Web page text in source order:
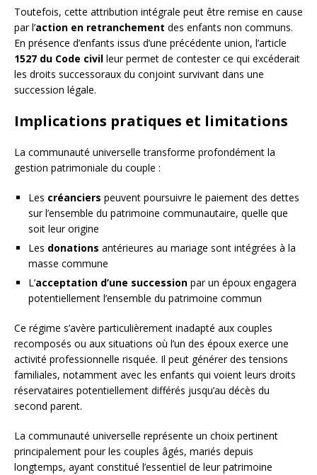
Toutefois, cette attribution intégrale peut être remise en cause
par l’action en retranchement des enfants non communs.
En présence d’enfants issus d’une précédente union, l’article
1527 du Code civil leur permet de contester ce qui excéderait
les droits successoraux du conjoint survivant dans une
succession légale.
Implications pratiques et limitations
La communauté universelle transforme profondément la
gestion patrimoniale du couple :
Les créanciers peuvent poursuivre le paiement des dettes
sur l’ensemble du patrimoine communautaire, quelle que
soit leur origine
Les donations antérieures au mariage sont intégrées à la
masse commune
L’acceptation d’une succession par un époux engagera
potentiellement l’ensemble du patrimoine commun
Ce régime s’avère particulièrement inadapté aux couples
recomposés ou aux situations où l’un des époux exerce une
activité professionnelle risquée. Il peut générer des tensions
familiales, notamment avec les enfants qui voient leurs droits
réservataires potentiellement différés jusqu’au décès du
second parent.
La communauté universelle représente un choix pertinent
principalement pour les couples âgés, mariés depuis
longtemps, ayant constitué l’essentiel de leur patrimoine